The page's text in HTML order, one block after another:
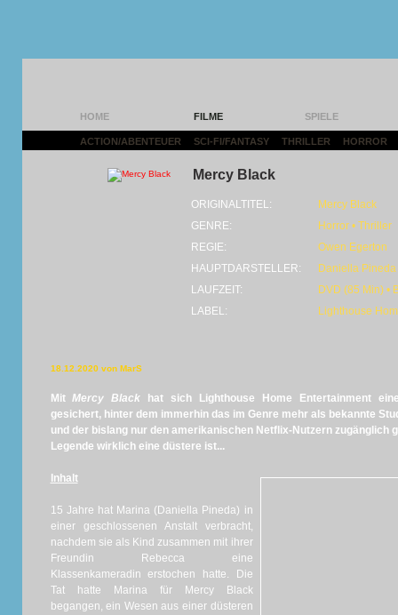
HOME FILME SPIELE
ACTION/ABENTEUER SCI-FI/FANTASY THRILLER HORROR
Mercy Black
ORIGINALTITEL:
Mercy Black
GENRE:
Horror • Thriller
REGIE:
Owen Egerton
HAUPTDARSTELLER:
Daniella Pineda
LAUFZEIT:
DVD (85 Min) •
LABEL:
Lighthouse
18.12.2020 von MarS
MitMercy Black hat sich Lighthouse Home Entertainment
gesichert, hinter dem immerhin das im Genre mehr als bekannte
und der bislang nur den amerikanischen Netflix-Nutzern zugänglich
Legende wirklich eine düstere ist...
Inhalt
15 Jahre hat Marina (Daniella Pineda) in
einer geschlossenen Anstalt verbracht,
nachdem sie als Kind zusammen mit ihrer
Freundin Rebecca eine
Klassenkameradin erstochen hatte. Die
Tat hatte Marina für Mercy Black
begangen, ein Wesen aus einer düsteren